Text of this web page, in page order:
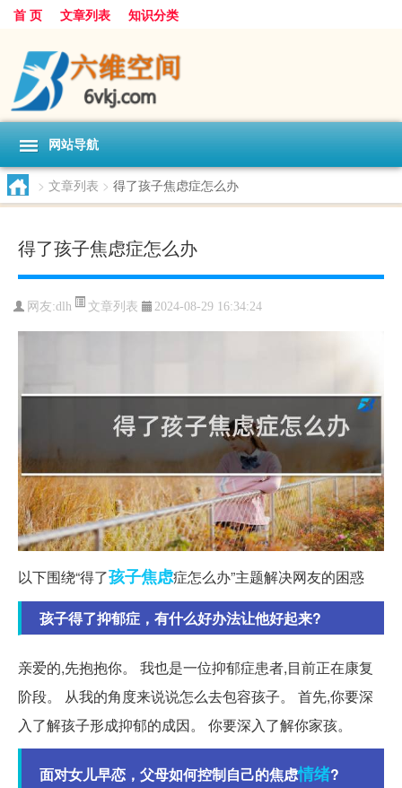
首 页 文章列表 知识分类
网站导航
> 文章列表 > 得了孩子焦虑症怎么办
得了孩子焦虑症怎么办
网友:dlh 文章列表 2024-08-29 16:34:24
以下围绕“得了孩子焦虑症怎么办”主题解决网友的困惑
孩子得了抑郁症，有什么好办法让他好起来?
亲爱的,先抱抱你。 我也是一位抑郁症患者,目前正在康复
阶段。 从我的角度来说说怎么去包容孩子。 首先,你要深
入了解孩子形成抑郁的成因。 你要深入了解你家孩。
面对女儿早恋，父母如何控制自己的焦虑情绪?